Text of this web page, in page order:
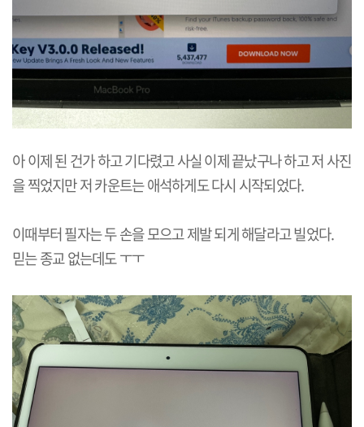
아 이제 된 건가 하고 기다렸고 사실 이제 끝났구나 하고 저 사진
을 찍었지만 저 카운트는 애석하게도 다시 시작되었다.
이때부터 필자는 두 손을 모으고 제발 되게 해달라고 빌었다.
믿는 종교 없는데도 ㅜㅜ